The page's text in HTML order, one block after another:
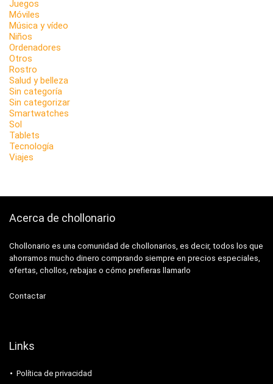
Juegos
Móviles
Música y vídeo
Niños
Ordenadores
Otros
Rostro
Salud y belleza
Sin categoría
Sin categorizar
Smartwatches
Sol
Tablets
Tecnología
Viajes
Acerca de chollonario
Chollonario es una comunidad de chollonarios, es decir, todos los que
ahorramos mucho dinero comprando siempre en precios especiales,
ofertas, chollos, rebajas o cómo prefieras llamarlo
Contactar
Links
Política de privacidad